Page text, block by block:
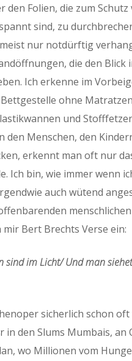
Folien, die zum Schutz
sind, zu
nur notdürftig
die den Blick
Ich erkenne im
ohne
und
den Menschen, den
erkennt man oft nur
Ich bin, wie immer wenn
auch wütend
Bert Brechts Verse ein:
sind im Licht/ Und man
sicherlich schon
den Slums Mumbais, an
wo Millionen vom